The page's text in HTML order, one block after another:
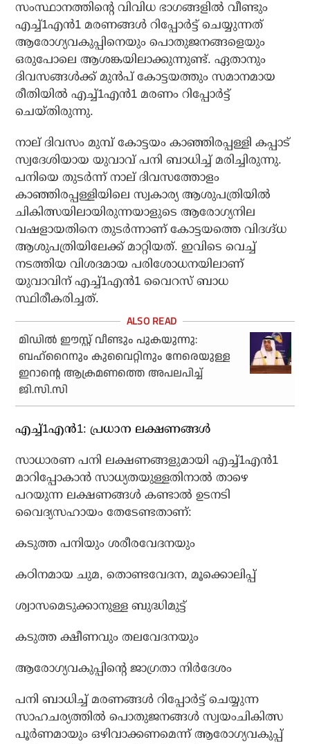
സംസ്ഥാനത്തിന്റെ വിവിധ ഭാഗങ്ങളിൽ വീണ്ടും
എച്ച്1എൻ1 മരണങ്ങൾ റിപ്പോർട്ട് ചെയ്യുന്നത്
ആരോഗ്യവകുപ്പിനെയും പൊതുജനങ്ങളെയും
ഒരുപോലെ ആശങ്കയിലാക്കുന്നുണ്ട്. ഏതാനും
ദിവസങ്ങൾക്ക് മുൻപ് കോട്ടയത്തും സമാനമായ
രീതിയിൽ എച്ച്1എൻ1 മരണം റിപ്പോർട്ട്
ചെയ്തിരുന്നു.
നാല് ദിവസം മുമ്പ് കോട്ടയം കാഞ്ഞിരപ്പള്ളി കപ്പാട്
സ്വദേശിയായ യുവാവ് പനി ബാധിച്ച് മരിച്ചിരുന്നു.
പനിയെ തുടർന്ന് നാല് ദിവസത്തോളം
കാഞ്ഞിരപ്പള്ളിയിലെ സ്വകാര്യ ആശുപത്രിയിൽ
ചികിത്സയിലായിരുന്നയാളുടെ ആരോഗ്യനില
വഷളായതിനെ തുടർന്നാണ് കോട്ടയത്തെ വിദഗ്ദ്ധ
ആശുപത്രിയിലേക്ക് മാറ്റിയത്. ഇവിടെ വെച്ച്
നടത്തിയ വിശദമായ പരിശോധനയിലാണ്
യുവാവിന് എച്ച്1എൻ1 വൈറസ് ബാധ
സ്ഥിരീകരിച്ചത്.
മിഡിൽ ഈസ്റ്റ് വീണ്ടും പുകയുന്നു:
ബഹ്‌റൈനും കുവൈറ്റിനും നേരെയുള്ള
ഇറാന്റെ ആക്രമണത്തെ അപലപിച്ച്
ജി.സി.സി
എച്ച്1എൻ1: പ്രധാന ലക്ഷണങ്ങൾ
സാധാരണ പനി ലക്ഷണങ്ങളുമായി എച്ച്1എൻ1
മാറിപ്പോകാൻ സാധ്യതയുള്ളതിനാൽ താഴെ
പറയുന്ന ലക്ഷണങ്ങൾ കണ്ടാൽ ഉടനടി
വൈദ്യസഹായം തേടേണ്ടതാണ്:
കടുത്ത പനിയും ശരീരവേദനയും
കഠിനമായ ചുമ, തൊണ്ടവേദന, മൂക്കൊലിപ്പ്
ശ്വാസമെടുക്കാനുള്ള ബുദ്ധിമുട്ട്
കടുത്ത ക്ഷീണവും തലവേദനയും
ആരോഗ്യവകുപ്പിന്റെ ജാഗ്രതാ നിർദേശം
പനി ബാധിച്ച് മരണങ്ങൾ റിപ്പോർട്ട് ചെയ്യുന്ന
സാഹചര്യത്തിൽ പൊതുജനങ്ങൾ സ്വയംചികിത്സ
പൂർണമായും ഒഴിവാക്കണമെന്ന് ആരോഗ്യവകുപ്പ്